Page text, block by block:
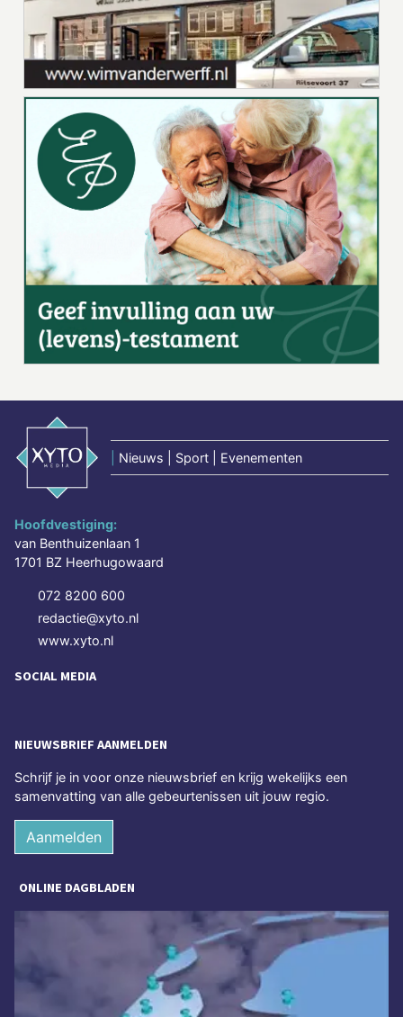
Nieuws | Sport | Evenementen
Hoofdvestiging:
van Benthuizenlaan 1
1701 BZ Heerhugowaard
072 8200 600
redactie@xyto.nl
www.xyto.nl
SOCIAL MEDIA
NIEUWSBRIEF AANMELDEN
Schrijf je in voor onze nieuwsbrief en krijg wekelijks een
samenvatting van alle gebeurtenissen uit jouw regio.
Aanmelden
ONLINE DAGBLADEN